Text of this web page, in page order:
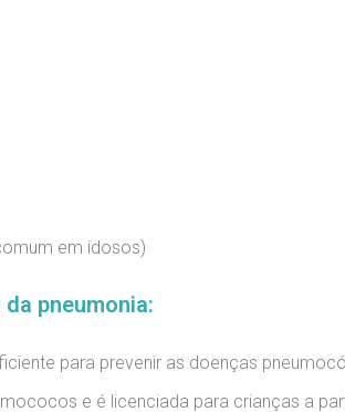
em idosos)
pneumonia:
para prevenir as doenças
e é licenciada para crianças a